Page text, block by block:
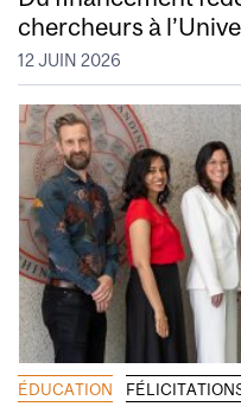
chercheurs à
12 JUIN 2026
ÉDUCATION